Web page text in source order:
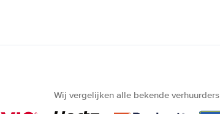
Wij vergelijken alle bekende verhuurders